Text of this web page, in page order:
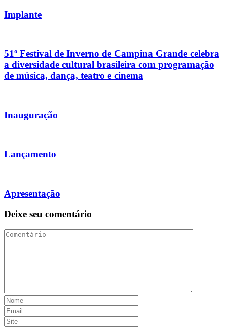
Implante
51º Festival de Inverno de Campina Grande celebra
a diversidade cultural brasileira com programação
de música, dança, teatro e cinema
Inauguração
Lançamento
Apresentação
Deixe seu comentário